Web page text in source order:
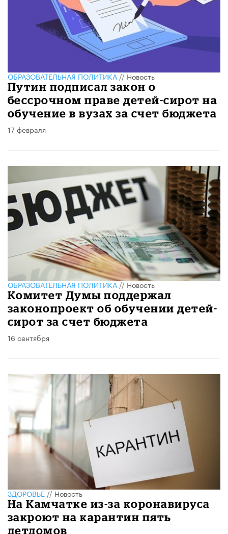
ОБРАЗОВАТЕЛЬНАЯ ПОЛИТИКА//Новость
Путин подписал закон о
бессрочном праве детей-сирот на
обучение в вузах за счет бюджета
17 февраля
ОБРАЗОВАТЕЛЬНАЯ ПОЛИТИКА//Новость
Комитет Думы поддержал
законопроект об обучении детей-
сирот за счет бюджета
16 сентября
ЗДОРОВЬЕ//Новость
На Камчатке из-за коронавируса
закроют на карантин пять
детдомов